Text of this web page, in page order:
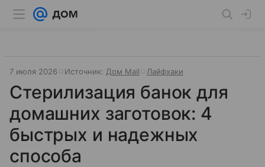
7 июля 2026 Источник: Дом Mail Лайфхаки
Стерилизация банок для
домашних заготовок: 4
быстрых и надежных
способа